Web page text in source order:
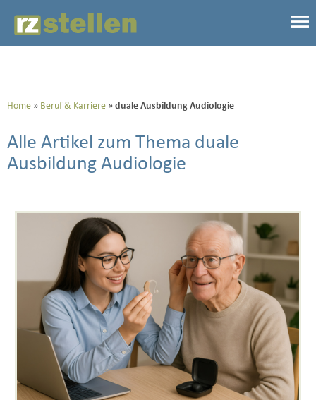
Home Beruf & Karriere duale Ausbildung Audiologie
Alle Artikel zum Thema duale
Ausbildung Audiologie